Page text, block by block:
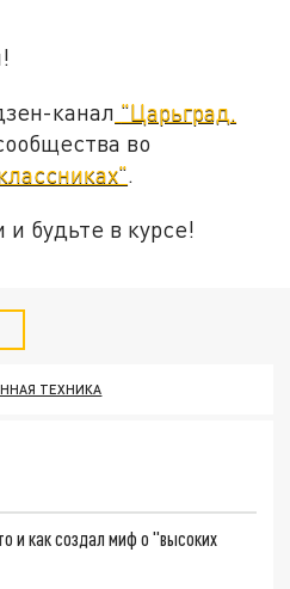
канал "Царьград.
во
.
и будьте в курсе!
ТЕХНИКА
и как создал миф о "высоких